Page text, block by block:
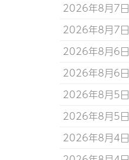
2026年8月7日
2026年8月7日
2026年8月6日
2026年8月6日
2026年8月5日
2026年8月5日
2026年8月4日